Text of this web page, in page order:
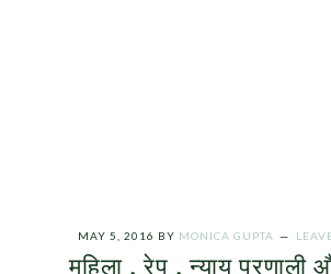
MAY 5, 2016 BY MONICA GUPTA
महिला , रेप , न्याय प्रणाली